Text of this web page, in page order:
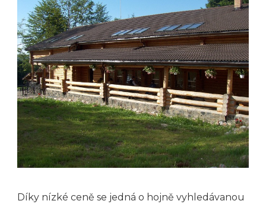
Díky nízké ceně se jedná o hojně vyhledávanou